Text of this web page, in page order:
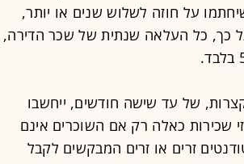
ובעלי דירות שיחתמו על חוזה לשלוש שנים או יותר,
של 400 אירו. נוסף על כך, כל העלאה שנתית של שכר הדירה,
של עד שישה חודשים, ייחשבו
שכירות כאלה רק אם השוכרים אינם
זרים או זרים המבקשים לקבל